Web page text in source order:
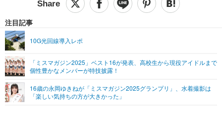
音楽
グラビア ブログ
ペット
その他
リリース一覧
プッシュ通知の停止方法
注目記事
10G光回線導入レポ
「ミスマガジン2025」ベスト16が発表、高校生から現役アイドルまで
個性豊かなメンバーが特技披露！
16歳の永岡ゆきねが「ミスマガジン2025グランプリ」、水着撮影は
「楽しい気持ちの方が大きかった」